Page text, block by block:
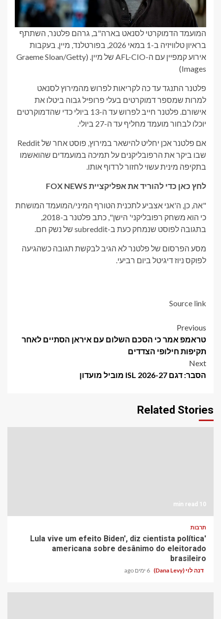
המועמד הדמוקרטי לסנאט בארה"ב, גרהם פלטנר, השתתף
בראיון טלוויזיה ב-1 במאי 2026, בפורטלנד, מיין, בעקבות
אירוע קמפיין עם ה-AFL-CIO של מיין.
(Graeme Sloan/Getty
Images)
פלטנר התנגד עד כה לקריאות לפרוש מהמירוץ לסנאט
למרות שמספר דמוקרטים בעלי פרופיל גבוה ביטלו את
אישורם. פלטנר חייב לפרוש עד ה-13 ביולי כדי שהדמוקרטים
יוכלו לבחור מועמד מחליף עד ה-27 ביולי.
אם פלטנר אכן יחליט להישאר במירוץ, פוסט אחר של Reddit
שבו ביקר את הרפובליקנים על תמיכה במועמדים שהואשמו
בתקיפה מינית עשוי לחזור לרדוף אותו.
לחץ כאן כדי להוריד את אפליקציית FOX NEWS
"אה, כן, ה'אני אצביע לתכנית הטורף המיני/המועמד המושחת
בתגובה לפוסט שנמחק כעת ב-subreddit של נשק חם.
מסע הפרסום של פלטנר לא הגיב לבקשת תגובה כשהגיעה
לפוקס ניוז דיגיטל ביום רביעי.
Source link
Post
navigation
Previous
טראמפ אמר כי הסכם השלום עם איראן הסתיים לאחר
תקיפות חילופי הצדדים
Next
הסבר: דגם ISL 2026-27 מוביל מועדון
Related Stories
10 min read
תרבות
'Lula vive um efeito Biden', diz cientista política
americana sobre desânimo do eleitorado
brasileiro
דנה לוי (Dana Levy) 6 ימים ago